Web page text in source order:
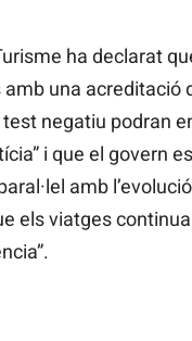
ha declarat
una acreditació
negatiu podran
i que el govern
amb
els viatges